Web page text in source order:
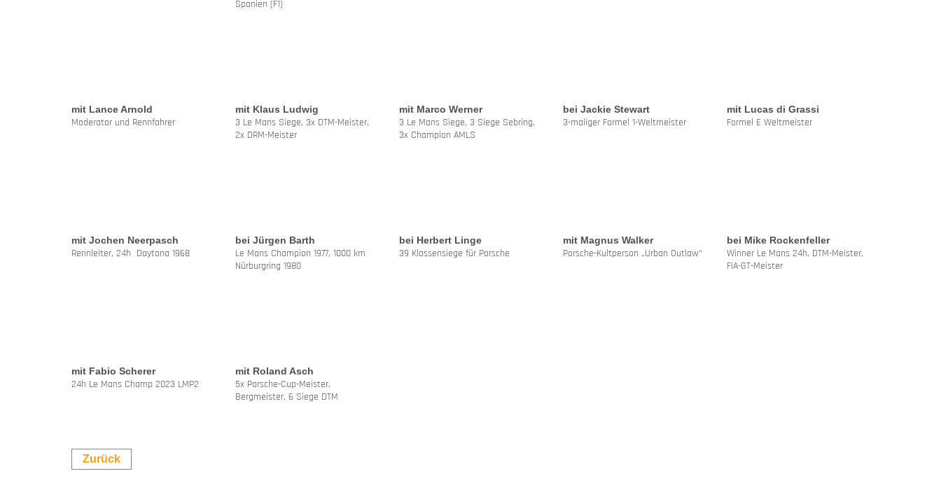
Spanien (F1)
mit Lance Arnold
Moderator und Rennfahrer
mit Klaus Ludwig
3 Le Mans Siege, 3x DTM-Meister,
2x DRM-Meister
mit Marco Werner
3 Le Mans Siege, 3 Siege Sebring,
3x Champion AMLS
bei Jackie Stewart
3-maliger Formel 1-Weltmeister
mit Lucas di Grassi
Formel E Weltmeister
mit Jochen Neerpasch
Rennleiter, 24h Daytona 1968
bei Jürgen Barth
Le Mans Champion 1977, 1000 km
Nürburgring 1980
bei Herbert Linge
39 Klassensiege für Porsche
mit Magnus Walker
Porsche-Kultperson „Urban Outlaw“
bei Mike Rockenfeller
Winner Le Mans 24h, DTM-Meister,
FIA-GT-Meister
mit Fabio Scherer
24h Le Mans Champ 2023 LMP2
mit Roland Asch
5x Porsche-Cup-Meister,
Bergmeister, 6 Siege DTM
Zurück